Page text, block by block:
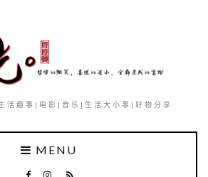
活趣事|电影|音乐|生活大小事|好物分享
MENU